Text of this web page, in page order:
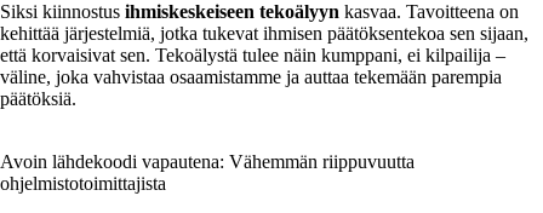
Siksi kiinnostus ihmiskeskeiseen tekoälyyn kasvaa. Tavoitteena on
kehittää järjestelmiä, jotka tukevat ihmisen päätöksentekoa sen sijaan,
että korvaisivat sen. Tekoälystä tulee näin kumppani, ei kilpailija –
väline, joka vahvistaa osaamistamme ja auttaa tekemään parempia
päätöksiä.
Avoin lähdekoodi vapautena: Vähemmän riippuvuutta
ohjelmistotoimittajista